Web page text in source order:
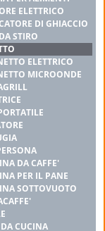
ELETTRICO
DI GHIACCIO
STIRO
ELETTRICO
MICROONDE
DA CAFFE'
PER IL PANE
SOTTOVUOTO
CUCINA